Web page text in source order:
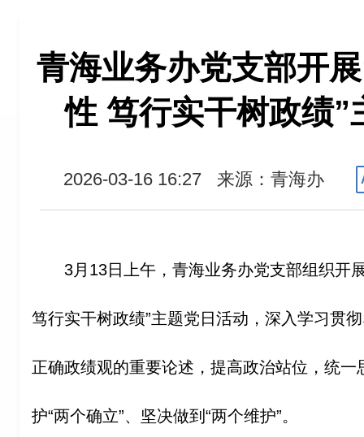
青海业务办党支部开
性 笃行实干树政绩”
2026-03-16 16:27 来源：青海办
3月13日上午，青海业务办党支部组织开
笃行实干树政绩”主题党日活动，深入学习贯
正确政绩观的重要论述，提高政治站位，统
护“两个确立”、坚决做到“两个维护”。